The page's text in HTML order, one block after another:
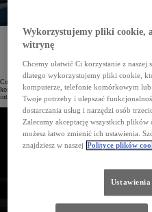
Toyota Reaserch Institute i Stanford
driftingu w parach. Jest to rewolucyjne
Co roku na drogach całego świata ginie ponad 1,35
kontroli nad pojazdem. Dążąc do poprawy
intensywnie rozwija systemy jazdy autonomicznej. W
Wykorzystujemy pliki cookie,
witrynę
Chcemy ułatwić Ci korzystanie z naszej
dlatego wykorzystujemy pliki cookie,
komputerze, telefonie komórkowym
Twoje potrzeby i ulepszać
dostarczania usług i narzędzi osób
Zalecamy akceptację wszystkich plików
możesz łatwo zmienić ich ustawienia.
znajdziesz w naszej Polityce plików